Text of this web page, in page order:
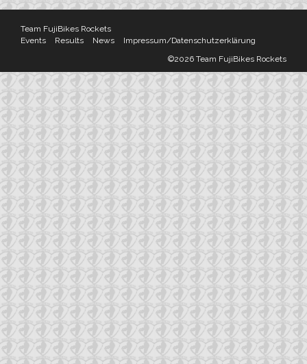
Team FujiBikes Rockets
Events
Results News
Impressum/Datenschutzerklärung
©2026 Team FujiBikes Rockets